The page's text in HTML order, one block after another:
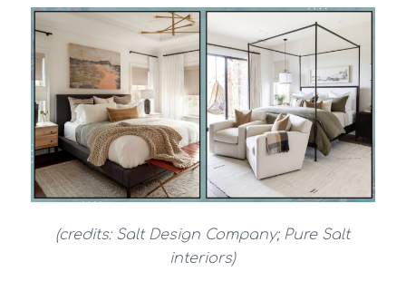
(credits: Salt Design Company; Pure Salt
interiors)